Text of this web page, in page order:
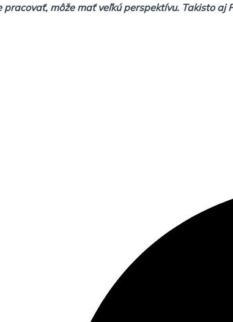
môže mať veľkú perspektívu. Takisto aj